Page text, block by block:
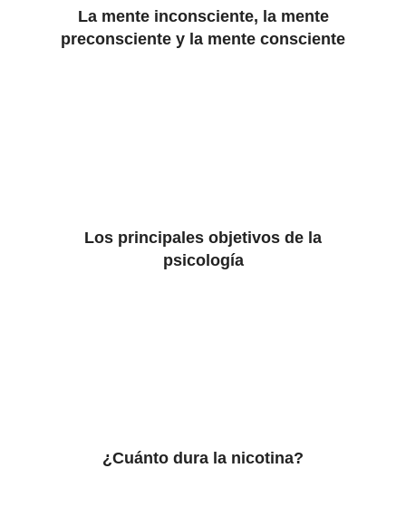
La mente inconsciente, la mente
preconsciente y la mente consciente
Los principales objetivos de la
psicología
¿Cuánto dura la nicotina?